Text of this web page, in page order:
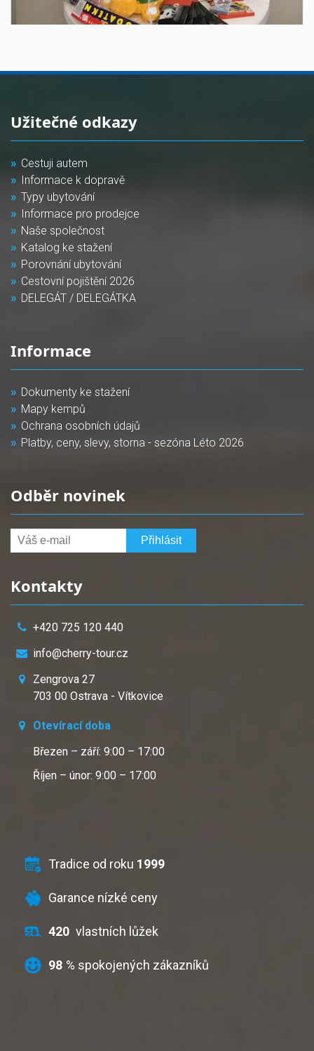
Užitečné odkazy
Cestuji autem
Informace k dopravě
Typy ubytování
Informace pro prodejce
Naše společnost
Katalog ke stažení
Porovnání ubytování
Cestovní pojištění 2026
DELEGÁT / DELEGÁTKA
Informace
Dokumenty ke stažení
Mapy kempů
Ochrana osobních údajů
Platby, ceny, slevy, storna - sezóna Léto 2026
Odběr novinek
Kontakty
+420 725 120 440
info@cherry-tour.cz
Zengrova 27
703 00 Ostrava - Vítkovice
Otevírací doba
Březen – září: 9:00 – 17:00
Říjen – únor: 9:00 – 17:00
Tradice od roku 1999
Garance nízké ceny
420 vlastních lůžek
98 % spokojených zákazníků